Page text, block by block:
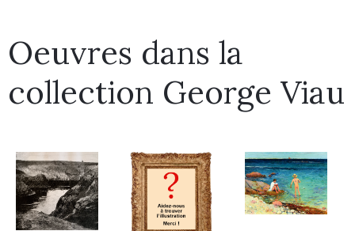
Oeuvres dans la
collection George Viau